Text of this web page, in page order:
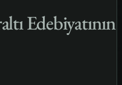
Edebiyatının